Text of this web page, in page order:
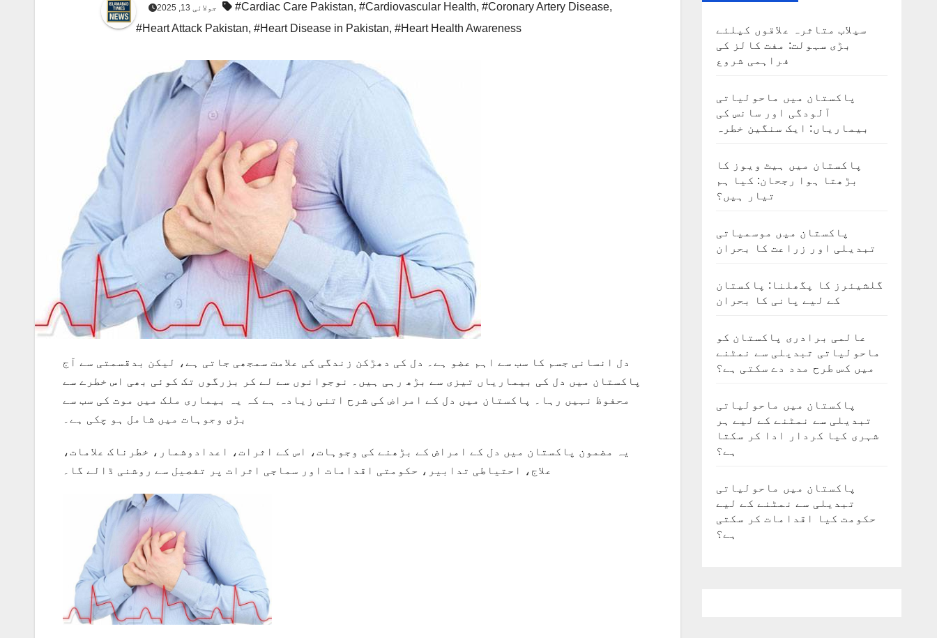
جولائی 13, 2025 #Cardiac Care Pakistan, #Cardiovascular Health, #Coronary Artery Disease,
#Heart Attack Pakistan, #Heart Disease in Pakistan, #Heart Health Awareness
دل انسانی جسم کا سب سے اہم عضو ہے۔ دل کی دھڑکن زندگی کی علامت سمجھی جاتی ہے، لیکن بدقسمتی سے آج
پاکستان میں دل کی بیماریاں تیزی سے بڑھ رہی ہیں۔ نوجوانوں سے لے کر بزرگوں تک کوئی بھی اس خطرے سے
محفوظ نہیں رہا۔ پاکستان میں دل کے امراض کی شرح اتنی زیادہ ہے کہ یہ بیماری ملک میں موت کی سب سے
بڑی وجوہات میں شامل ہو چکی ہے۔
یہ مضمون پاکستان میں دل کے امراض کے بڑھنے کی وجوہات، اس کے اثرات، اعدادوشمار، خطرناک علامات،
علاج، احتیاطی تدابیر، حکومتی اقدامات اور سماجی اثرات پر تفصیل سے روشنی ڈالے گا۔
سیلاب متاثرہ علاقوں کیلئے
بڑی سہولت: مفت کالز کی
فراہمی شروع
پاکستان میں ماحولیاتی
آلودگی اور سانس کی
بیماریاں: ایک سنگین خطرہ
پاکستان میں ہیٹ ویوز کا
بڑھتا ہوا رجحان: کیا ہم
تیار ہیں؟
پاکستان میں موسمیاتی
تبدیلی اور زراعت کا بحران
گلشیئرز کا پگھلنا: پاکستان
کے لیے پانی کا بحران
عالمی برادری پاکستان کو
ماحولیاتی تبدیلی سے نمٹنے
میں کس طرح مدد دے سکتی ہے؟
پاکستان میں ماحولیاتی
تبدیلی سے نمٹنے کے لیے ہر
شہری کیا کردار ادا کر سکتا
ہے؟
پاکستان میں ماحولیاتی
تبدیلی سے نمٹنے کے لیے
حکومت کیا اقدامات کر سکتی
ہے؟